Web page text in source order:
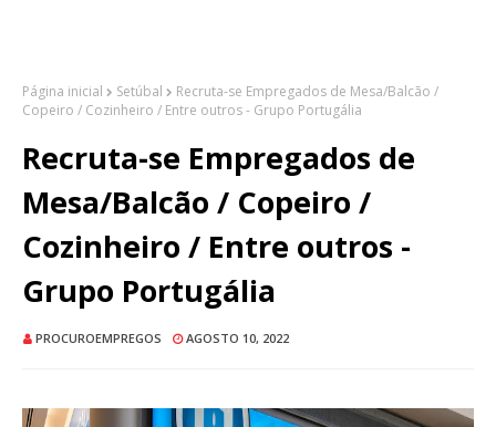
Página inicial Setúbal
Recruta-se Empregados de Mesa/Balcão /
Copeiro / Cozinheiro / Entre outros - Grupo Portugália
Recruta-se Empregados de
Mesa/Balcão / Copeiro /
Cozinheiro / Entre outros -
Grupo Portugália
PROCUROEMPREGOS AGOSTO 10, 2022